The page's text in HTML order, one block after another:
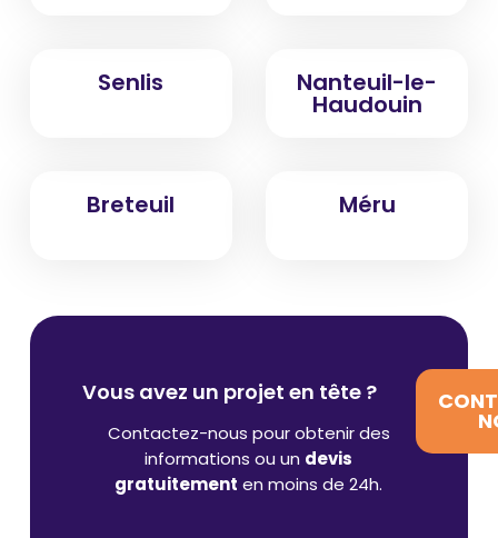
Senlis Nanteuil-le-
Haudouin
Breteuil Méru
Vous avez un projet en tête ?
Contactez-nous pour obtenir des
informations ou un devis
gratuitement en moins de 24h.